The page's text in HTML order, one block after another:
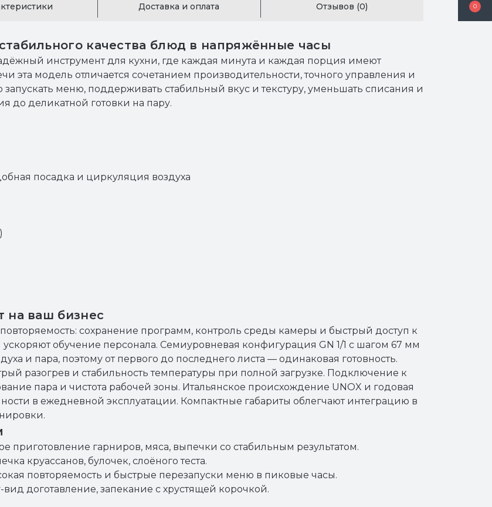
0
Доставка и оплата Отзывов (0)
качества блюд в напряжённые часы
инструмент для кухни, где каждая минута и каждая порция имеют
эта модель отличается сочетанием производительности, точного управления и
меню, поддерживать стабильный вкус и текстуру, уменьшать списания и
до деликатной готовки на пару.
посадка и циркуляция воздуха
на ваш бизнес
сохранение программ, контроль среды камеры и быстрый доступ к
обучение персонала. Семиуровневая конфигурация GN 1/1 с шагом 67 мм
и пара, поэтому от первого до последнего листа — одинаковая готовность.
разогрев и стабильность температуры при полной загрузке. Подключение к
пара и чистота рабочей зоны. Итальянское происхождение UNOX и годовая
в ежедневной эксплуатации. Компактные габариты облегчают интеграцию в
гарниров, мяса, выпечки со стабильным результатом.
круассанов, булочек, слоёного теста.
повторяемость и быстрые перезапуски меню в пиковые часы.
доготавление, запекание с хрустящей корочкой.